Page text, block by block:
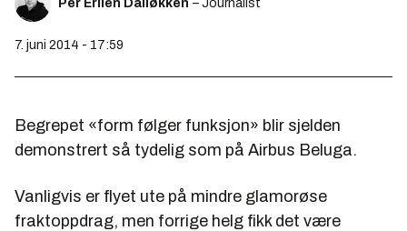
Per Erlien Dalløkken – Journalist
7. juni 2014 - 17:59
Begrepet «form følger funksjon» blir sjelden
demonstrert så tydelig som på Airbus Beluga.
Vanligvis er flyet ute på mindre glamorøse
fraktoppdrag, men forrige helg fikk det være